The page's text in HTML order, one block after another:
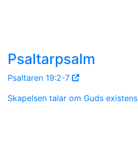
Psaltarpsalm
Psaltaren 19:2-7
Skapelsen talar om Guds existens